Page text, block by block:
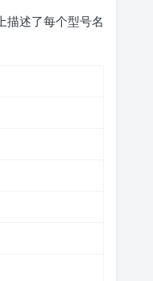
描述了每个型号名